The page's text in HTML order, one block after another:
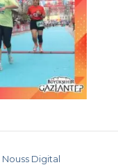
Nouss Digital